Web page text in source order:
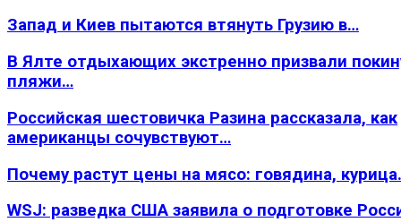
Запад и Киев пытаются втянуть Грузию в…
В Ялте отдыхающих экстренно призвали
пляжи…
Российская шестовичка Разина рассказала, как
американцы сочувствуют…
Почему растут цены на мясо: говядина,
WSJ: разведка США заявила о подготовке